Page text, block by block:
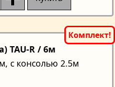
TAU-R / 6м
с консолью 2.5м